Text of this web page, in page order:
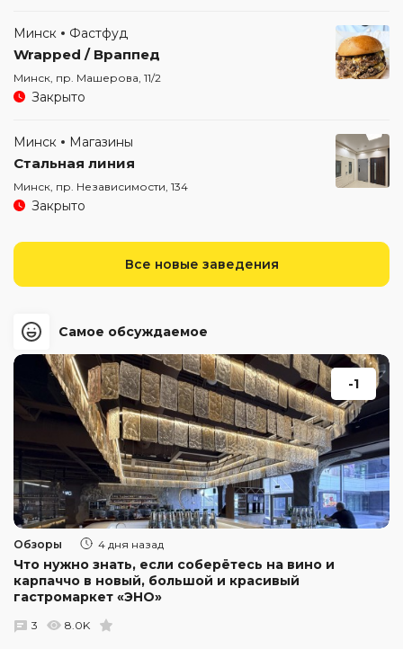
Минск Фастфуд
Wrapped / Враппед
Минск, пр. Машерова, 11/2
Закрыто
Минск Магазины
Стальная линия
Минск, пр. Независимости, 134
Закрыто
Все новые заведения
Самое обсуждаемое
-1
Обзоры 4 дня назад
Что нужно знать, если соберётесь на вино и
карпаччо в новый, большой и красивый
гастромаркет «ЭНО»
3 8.0K